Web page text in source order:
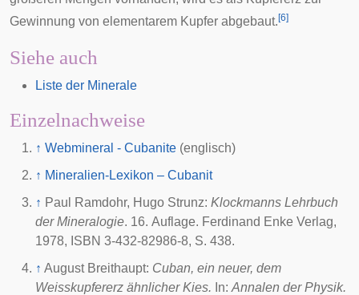
Gewinnung von elementarem Kupfer abgebaut. [6]
Siehe auch
Liste der Minerale
Einzelnachweise
↑ Webmineral - Cubanite (englisch)
↑ Mineralien-Lexikon – Cubanit
↑ Paul Ramdohr, Hugo Strunz: Klockmanns Lehrbuch
der Mineralogie. 16. Auflage. Ferdinand Enke Verlag,
1978, ISBN 3-432-82986-8, S. 438.
↑ August Breithaupt: Cuban, ein neuer, dem
Weisskupfererz ähnlicher Kies. In: Annalen der Physik.